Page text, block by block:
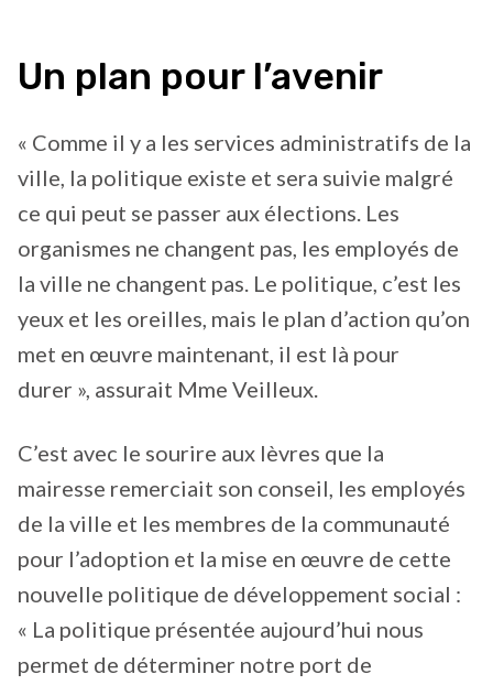
Un plan pour l’avenir
« Comme il y a les services administratifs de la
ville, la politique existe et sera suivie malgré
ce qui peut se passer aux élections. Les
organismes ne changent pas, les employés de
la ville ne changent pas. Le politique, c’est les
yeux et les oreilles, mais le plan d’action qu’on
met en œuvre maintenant, il est là pour
durer », assurait Mme Veilleux.
C’est avec le sourire aux lèvres que la
mairesse remerciait son conseil, les employés
de la ville et les membres de la communauté
pour l’adoption et la mise en œuvre de cette
nouvelle politique de développement social :
« La politique présentée aujourd’hui nous
permet de déterminer notre port de